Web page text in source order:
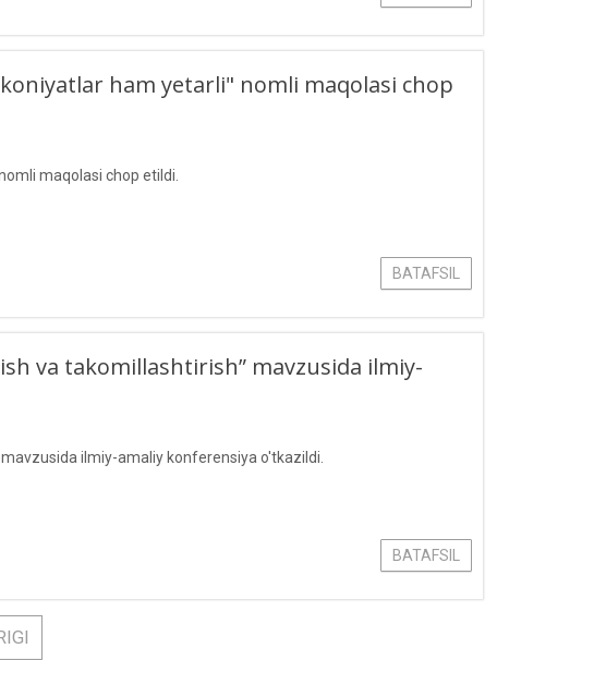
ham yetarli" nomli maqolasi chop
maqolasi chop etildi.
BATAFSIL
va takomillashtirish” mavzusida ilmiy-
ilmiy-amaliy konferensiya o'tkazildi.
BATAFSIL